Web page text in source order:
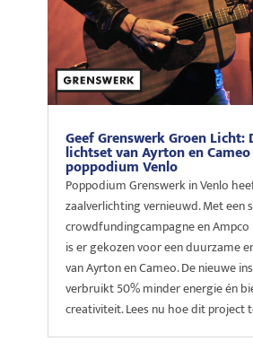
Geef Grenswerk Groen Licht:
lichtset van Ayrton en
poppodium Venlo
Poppodium Grenswerk in Venlo
zaalverlichting vernieuwd. Met een
crowdfundingcampagne en Ampco
is er gekozen voor een duurzame
van Ayrton en Cameo. De nieuwe
verbruikt 50% minder energie én
creativiteit. Lees nu hoe dit project